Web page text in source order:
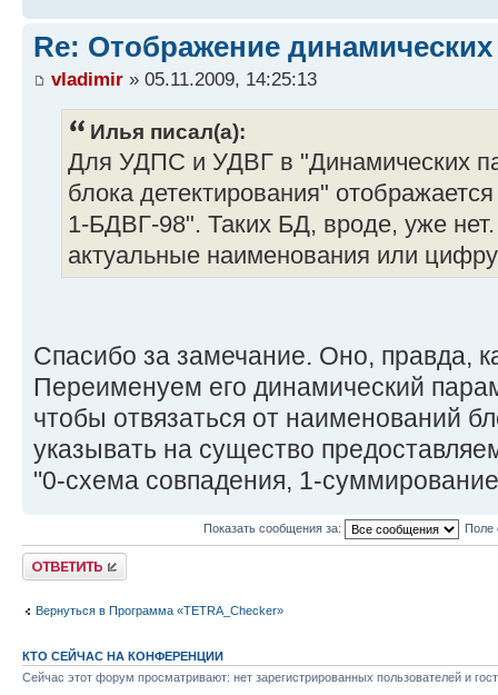
Re: Отображение
vladimir » 05.11.2009, 14:25:13
Илья писал(а):
Для УДПС и УДВГ в "Динамических
блока детектирования"
1-БДВГ-98". Таких БД, вроде, уже
актуальные наименования или
Спасибо за замечание. Оно, правда,
Переименуем его динамический
чтобы отвязаться от наименований
указывать на существо
"0-схема совпадения, 1-
Показать сообщения за: Поле
Ответить
Вернуться в Программа «TETRA_Checker»
КТО СЕЙЧАС НА КОНФЕРЕНЦИИ
Сейчас этот форум просматривают: нет зарегистрированных пользователей и